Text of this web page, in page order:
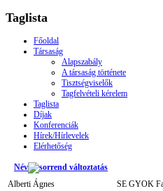
Taglista
Főoldal
Társaság
Alapszabály
A társaság története
Tisztségviselők
Tagfelvételi kérelem
Taglista
Díjak
Konferenciák
Hírek/Hírlevelek
Elérhetőség
Név
Alberti Ágnes
SE GYOK